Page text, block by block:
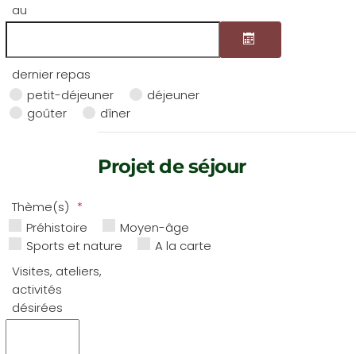
au
dernier repas
petit-déjeuner
déjeuner
goûter
dîner
Projet de séjour
Thème(s)
Préhistoire
Moyen-âge
Sports et nature
A la carte
Visites, ateliers,
activités
désirées